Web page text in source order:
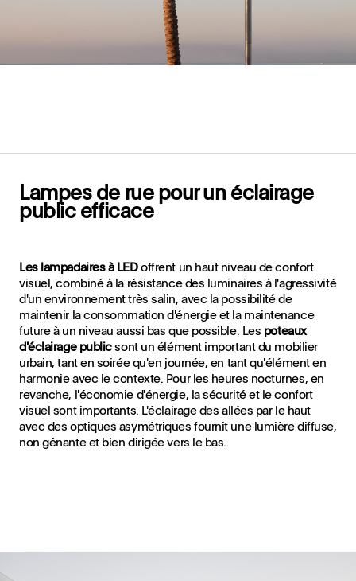
Lampes de rue pour un éclairage
public efficace
Les lampadaires à LEDoffrent un haut niveau de confort
visuel, combiné à la résistance des luminaires à l'agressivité
d'un environnement très salin, avec la possibilité de
maintenir la consommation d'énergie et la maintenance
future à un niveau aussi bas que possible. Les poteaux
d'éclairage publicsont un élément important du mobilier
urbain, tant en soirée qu'en journée, en tant qu'élément en
harmonie avec le contexte. Pour les heures nocturnes, en
revanche, l'économie d'énergie, la sécurité et le confort
visuel sont importants. L'éclairage des allées par le haut
avec des optiques asymétriques fournit une lumière diffuse,
non gênante et bien dirigée vers le bas.